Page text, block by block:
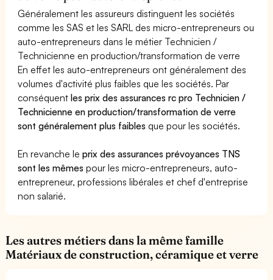
Généralement les assureurs distinguent les sociétés
comme les SAS et les SARL des micro-entrepreneurs ou
auto-entrepreneurs dans le métier Technicien /
Technicienne en production/transformation de verre
En effet les auto-entrepreneurs ont généralement des
volumes d'activité plus faibles que les sociétés. Par
conséquentles prix des assurances rc pro Technicien /
Technicienne en production/transformation de verre
sont généralement plus faibles que pour les sociétés.
En revanche leprix des assurances prévoyances TNS
sont les mêmes pour les micro-entrepreneurs, auto-
entrepreneur, professions libérales et chef d'entreprise
non salarié.
Les autres métiers dans la même famille
Matériaux de construction, céramique et verre